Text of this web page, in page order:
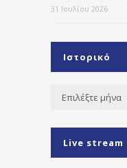
31 Ιουλίου 2026
Ιστορικό
Ιστορικό
Live stream